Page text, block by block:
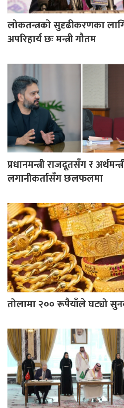
लोकतन्त्रको सुदृढीकरणका
अपरिहार्य छः मन्त्री गौतम
प्रधानमन्त्री राजदूतसँग र
लगानीकर्तासँग छलफलमा
तोलामा २०० रूपैयाँले घट्यो